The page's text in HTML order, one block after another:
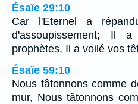
Ésaïe 29:10
Car l'Eternel a
d'assoupissement; Il
prophètes, Il a voilé vos
Ésaïe 59:10
Nous tâtonnons comme
mur, Nous tâtonnons